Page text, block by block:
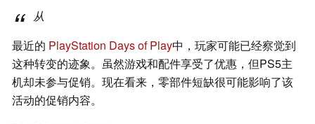
从
最近的 PlayStation Days of Play中，玩家可能已经察觉到
这种转变的迹象。虽然游戏和配件享受了优惠，但PS5主
机却未参与促销。现在看来，零部件短缺很可能影响了该
活动的促销内容。